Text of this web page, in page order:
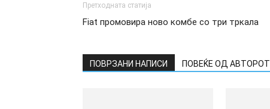
Претходната статија
Fiat промовира ново комбе со три тркала
ПОВРЗАНИ НАПИСИ ПОВЕЌЕ ОД АВТОРОТ